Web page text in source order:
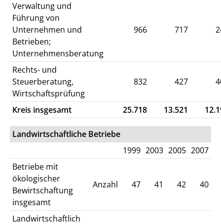
Verwaltung und
Führung von
Unternehmen und
Betrieben;
Unternehmensberatung
966 717
Rechts- und
Steuerberatung,
Wirtschaftsprüfung
832 427
Kreis insgesamt 25.718 13.521
Landwirtschaftliche Betriebe
1999 2003 2005 2007
Betriebe mit
ökologischer
Bewirtschaftung
insgesamt
Anzahl 47 41 42 40
Landwirtschaftlich